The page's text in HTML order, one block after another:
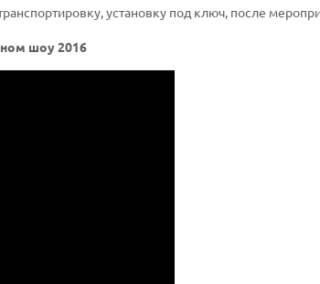
установку под ключ, после
шоу 2016